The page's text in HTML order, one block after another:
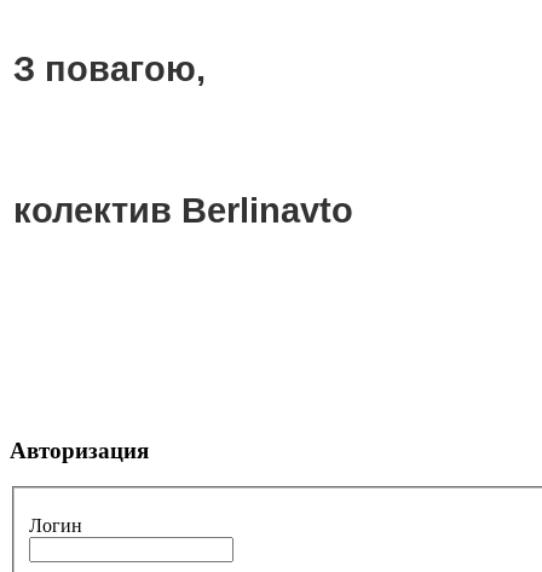
З повагою,
колектив Berlinavto
Авторизация
Логин